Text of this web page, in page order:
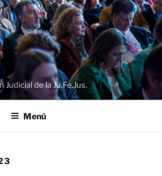
de la Ju.Fe.Jus.
Menú